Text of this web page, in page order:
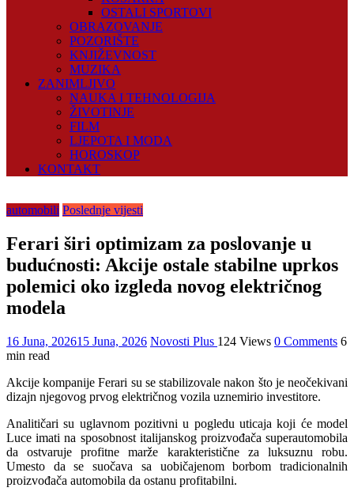
OSTALI SPORTOVI
OBRAZOVANJE
POZORIŠTE
KNJIŽEVNOST
MUZIKA
ZANIMLJIVO
NAUKA I TEHNOLOGIJA
ŽIVOTINJE
FILM
LJEPOTA I MODA
HOROSKOP
KONTAKT
automobili Poslednje vijesti
Ferari širi optimizam za poslovanje u
budućnosti: Akcije ostale stabilne uprkos
polemici oko izgleda novog električnog
modela
16 Juna, 202615 Juna, 2026 Novosti Plus 124 Views 0 Comments 6
min read
Akcije kompanije Ferari su se stabilizovale nakon što je neočekivani
dizajn njegovog prvog električnog vozila uznemirio investitore.
Analitičari su uglavnom pozitivni u pogledu uticaja koji će model
Luce imati na sposobnost italijanskog proizvođača superautomobila
da ostvaruje profitne marže karakteristične za luksuznu robu.
Umesto da se suočava sa uobičajenom borbom tradicionalnih
proizvođača automobila da ostanu profitabilni.